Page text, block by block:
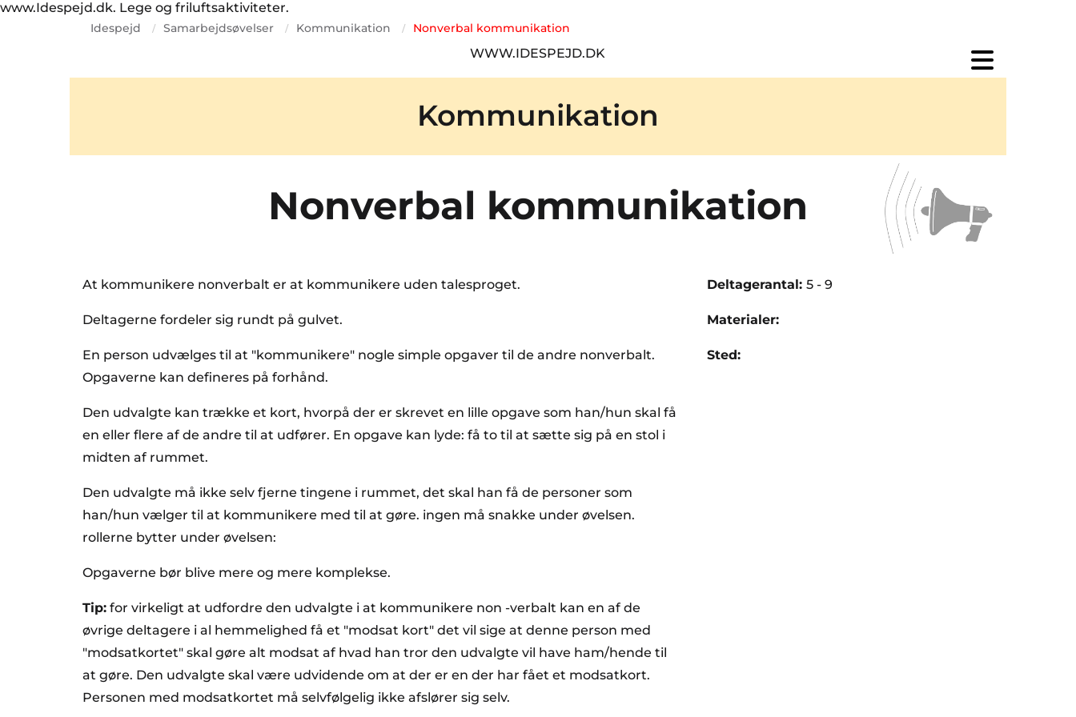
www.Idespejd.dk. Lege og friluftsaktiviteter.
Idespejd / Samarbejdsøvelser / Kommunikation / Nonverbal kommunikation
WWW.IDESPEJD.DK
Kommunikation
Nonverbal kommunikation
At kommunikere nonverbalt er at kommunikere uden talesproget.
Deltagerne fordeler sig rundt på gulvet.
En person udvælges til at "kommunikere" nogle simple opgaver til de andre nonverbalt.
Opgaverne kan defineres på forhånd.
Den udvalgte kan trække et kort, hvorpå der er skrevet en lille opgave som han/hun skal få
en eller flere af de andre til at udfører. En opgave kan lyde: få to til at sætte sig på en stol i
midten af rummet.
Den udvalgte må ikke selv fjerne tingene i rummet, det skal han få de personer som
han/hun vælger til at kommunikere med til at gøre. ingen må snakke under øvelsen.
rollerne bytter under øvelsen:
Opgaverne bør blive mere og mere komplekse.
Tip: for virkeligt at udfordre den udvalgte i at kommunikere non -verbalt kan en af de
øvrige deltagere i al hemmelighed få et "modsat kort" det vil sige at denne person med
"modsatkortet" skal gøre alt modsat af hvad han tror den udvalgte vil have ham/hende til
at gøre. Den udvalgte skal være udvidende om at der er en der har fået et modsatkort.
Personen med modsatkortet må selvfølgelig ikke afslører sig selv.
Deltagerantal: 5 - 9
Materialer:
Sted: